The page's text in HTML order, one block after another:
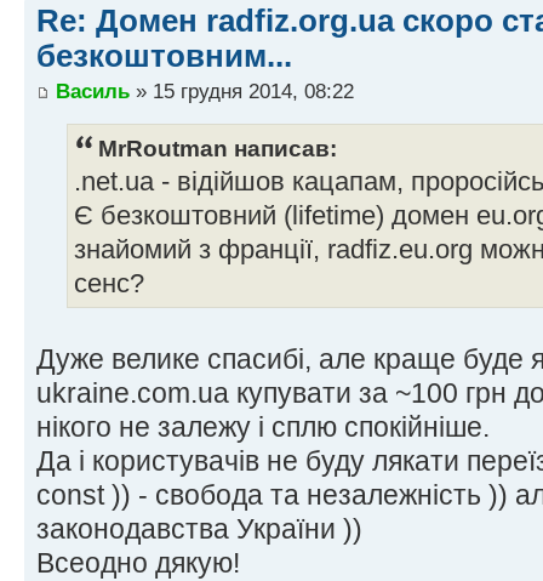
Re: Домен radfiz.org.ua скоро
безкоштовним...
Василь » 15 грудня 2014, 08:22
MrRoutman написав:
.net.ua - відійшов кацапам,
Є безкоштовний (lifetime) домен
знайомий з франції, radfiz.eu.org
сенс?
Дуже велике спасибі, але краще буде
ukraine.com.ua купувати за ~100 грн
нікого не залежу і сплю спокійніше.
Да і користувачів не буду лякати
const )) - свобода та незалежність ))
законодавства України ))
Всеодно дякую!